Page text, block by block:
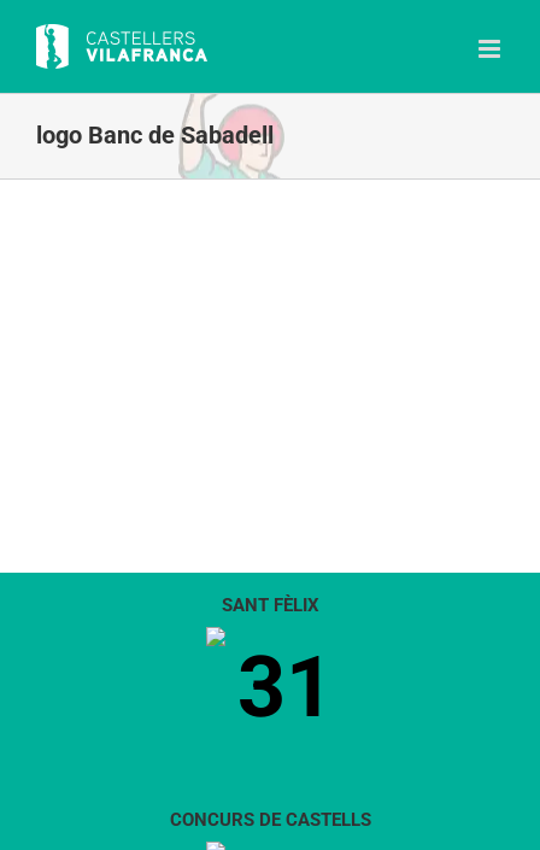
content
logo Banc de Sabadell
SANT FÈLIX
31
CONCURS DE CASTELLS